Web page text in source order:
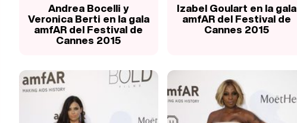
Andrea Bocelli y
Veronica Berti en la gala
amfAR del Festival de
Cannes 2015
Izabel Goulart en la gala
amfAR del Festival de
Cannes 2015